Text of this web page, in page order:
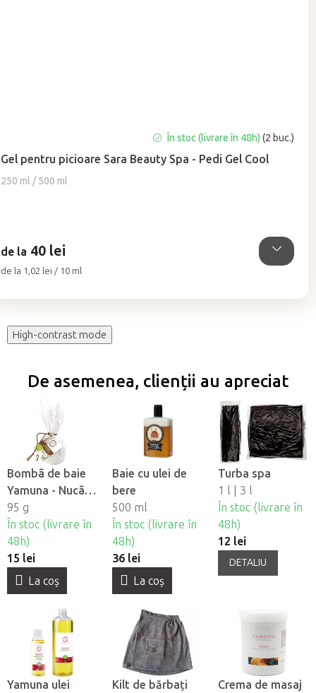
Gel pentru picioare Sara Beauty Spa - Pedi Gel Cool
250 ml / 500 ml
medie
a
produsului
stele.
În stoc (livrare în 48h)(2 buc.)
de la 40 lei
Evaluare
de la 1,02 lei / 10 ml
High-contrast mode
De asemenea, clienții au apreciat
Bombã de baie
Yamuna - Nucã
de cocos
95 g
În stoc (livrare în
48h)
15 lei
La coş
Baie cu ulei de
bere
500 ml
În stoc (livrare în
48h)
36 lei
La coş
Turba spa
1 l | 3 l
În stoc (livrare în
48h)
12 lei
DETALIU
Yamuna ulei
Kilt de bărbați
Crema de masaj